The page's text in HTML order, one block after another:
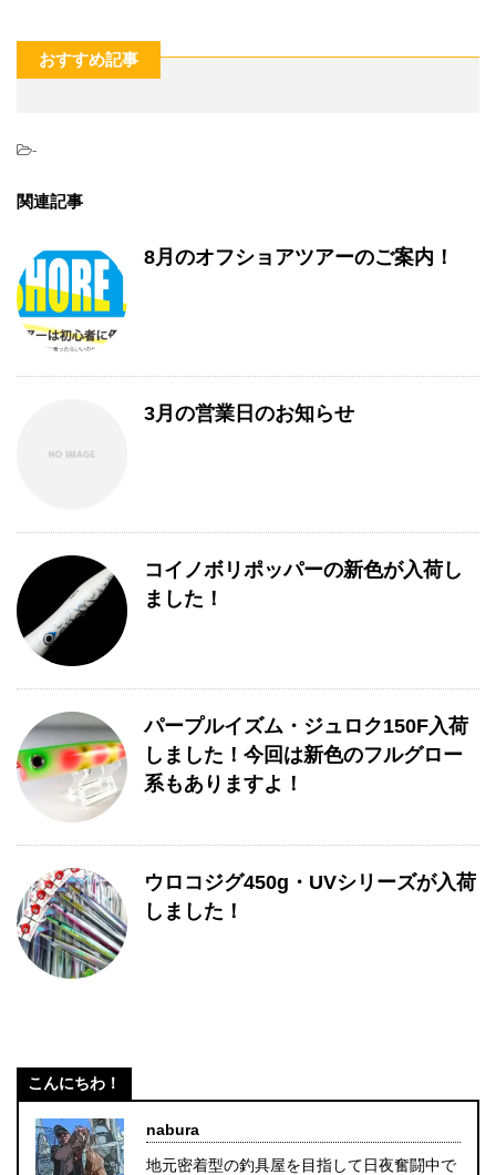
おすすめ記事
-
関連記事
8月のオフショアツアーのご案内！
3月の営業日のお知らせ
コイノボリポッパーの新色が入荷し
ました！
パープルイズム・ジュロク150F入荷
しました！今回は新色のフルグロー
系もありますよ！
ウロコジグ450g・UVシリーズが入荷
しました！
こんにちわ！
nabura
地元密着型の釣具屋を目指して日夜奮闘中で